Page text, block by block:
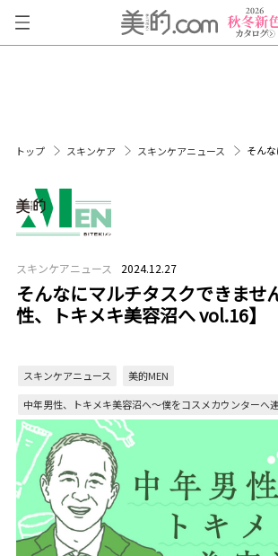
トップ スキンケア スキンケアニュース そん
スキンケアニュース 2024.12.27
そんなにマルチタスクできませ
性、トキメキ美容沼へ vol.16】
スキンケアニュース
美的MEN
中年男性、トキメキ美容沼へ〜僕をコスメカウンターへ